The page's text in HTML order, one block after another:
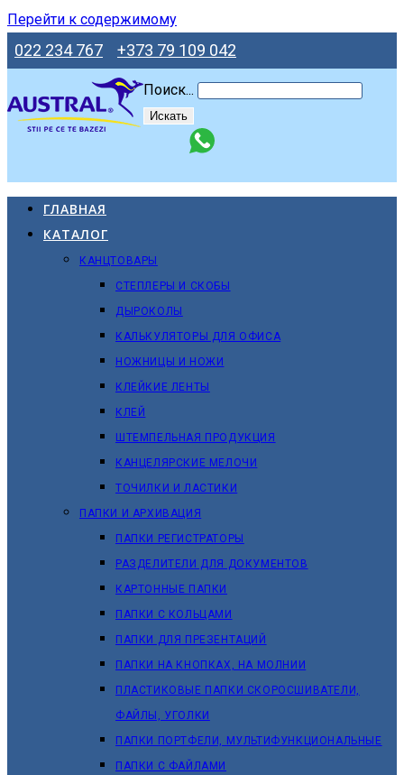
Перейти к содержимому
022 234 767 +373 79 109 042
Поиск...
Искать
ГЛАВНАЯ
КАТАЛОГ
КАНЦТОВАРЫ
СТЕПЛЕРЫ И СКОБЫ
ДЫРОКОЛЫ
КАЛЬКУЛЯТОРЫ ДЛЯ ОФИСА
НОЖНИЦЫ И НОЖИ
КЛЕЙКИЕ ЛЕНТЫ
КЛЕЙ
ШТЕМПЕЛЬНАЯ ПРОДУКЦИЯ
КАНЦЕЛЯРСКИЕ МЕЛОЧИ
ТОЧИЛКИ И ЛАСТИКИ
ПАПКИ И АРХИВАЦИЯ
ПАПКИ РЕГИСТРАТОРЫ
РАЗДЕЛИТЕЛИ ДЛЯ ДОКУМЕНТОВ
КАРТОННЫЕ ПАПКИ
ПАПКИ С КОЛЬЦАМИ
ПАПКИ ДЛЯ ПРЕЗЕНТАЦИЙ
ПАПКИ НА КНОПКАХ, НА МОЛНИИ
ПЛАСТИКОВЫЕ ПАПКИ СКОРОСШИВАТЕЛИ,
ФАЙЛЫ, УГОЛКИ
ПАПКИ ПОРТФЕЛИ, МУЛЬТИФУНКЦИОНАЛЬНЫЕ
ПАПКИ С ФАЙЛАМИ